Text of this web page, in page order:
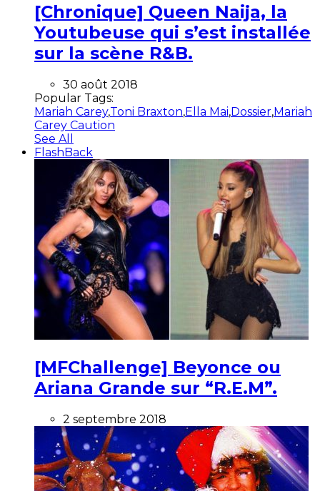
[Chronique] Queen Naija, la
Youtubeuse qui s’est installée
sur la scène R&B.
30 août 2018
Popular Tags:
Mariah Carey,Toni Braxton,Ella Mai,Dossier,Mariah
Carey Caution
See All
FlashBack
[MFChallenge] Beyonce ou
Ariana Grande sur “R.E.M”.
2 septembre 2018